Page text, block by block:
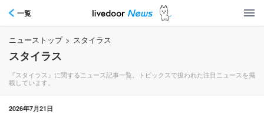
一覧
ニューストップ > スタイラス
スタイラス
『スタイラス』に関するニュース記事一覧。トピックスで扱われた注目ニュースを掲
載しています。
2026年7月21日